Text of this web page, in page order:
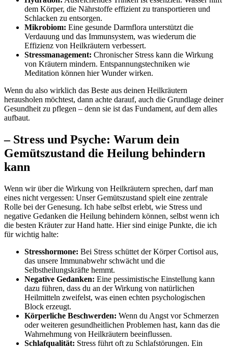
dem Körper, die Nährstoffe⁣ effizient zu transportieren und
Schlacken‌ zu entsorgen.
Mikrobiom: Eine gesunde Darmflora unterstützt‌ die
Verdauung ‍und das Immunsystem, ⁢was wiederum die
Effizienz von Heilkräutern verbessert.
Stressmanagement: Chronischer Stress kann die⁤ Wirkung
von Kräutern mindern. ⁣Entspannungstechniken wie‌
Meditation können hier Wunder wirken.
Wenn du also ⁢wirklich ​das Beste aus deinen Heilkräutern
herausholen möchtest, dann achte darauf, auch ​die Grundlage​ deiner
Gesundheit⁣ zu pflegen – denn sie⁣ ist ‍das Fundament, auf⁣ dem alles⁤
aufbaut.
– ⁢Stress⁢ und Psyche: Warum dein
Gemütszustand die Heilung⁢ behindern
kann
Wenn wir über die ‌Wirkung von Heilkräutern sprechen, darf man
eines‌ nicht vergessen:‍ Unser Gemütszustand spielt eine zentrale
Rolle‌ bei der Genesung. Ich ⁤habe ⁤selbst erlebt, wie Stress und
negative Gedanken die Heilung behindern können, ‌selbst ⁣wenn ich
die besten Kräuter zur Hand hatte. Hier sind einige ‌Punkte, die⁣ ich⁤
für wichtig ‍halte:
Stresshormone: Bei ⁣Stress schüttet der Körper Cortisol ⁤aus,
⁤das ‍unsere ‍Immunabwehr‌ schwächt und die
⁢Selbstheilungskräfte⁣ hemmt.
Negative Gedanken: Eine ⁣pessimistische‌ Einstellung ‍kann
⁤dazu‍ führen, dass du​ an der Wirkung von natürlichen
Heilmitteln zweifelst, was⁢ einen‍ echten psychologischen ​
Block erzeugt.
Körperliche Beschwerden: Wenn du Angst vor Schmerzen
oder weiteren⁢ gesundheitlichen Problemen hast, kann das​ die‌
Wahrnehmung von Heilkräutern beeinflussen.
Schlafqualität: Stress führt oft ‌zu Schlafstörungen. Ein⁤